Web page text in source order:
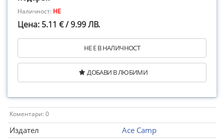
Наличност: НЕ
Цена: 5.11 € / 9.99 ЛВ.
НЕ Е В НАЛИЧНОСТ
ДОБАВИ В ЛЮБИМИ
Коментари: 0
Издател
Ace Camp